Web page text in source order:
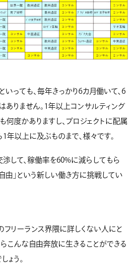
いっても、毎年きっかり6カ月働いて、6
ありません。1年以上コンサルティング
何度かありますし、プロジェクトに配属
年以上に及ぶものまで、様々です。
渉して、稼働率を60%に減らしてもら
由」という新しい働き方に挑戦してい
フリーランス界隈に詳しくない人にと
らこんな自由奔放に生きることができる
ょう。